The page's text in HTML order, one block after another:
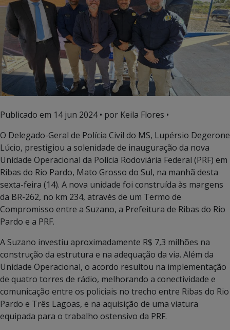
Publicado em 14 jun 2024• por Keila Flores •
O Delegado-Geral de Polícia Civil do MS, Lupérsio Degerone
Lúcio, prestigiou a solenidade de inauguração da nova
Unidade Operacional da Polícia Rodoviária Federal (PRF) em
Ribas do Rio Pardo, Mato Grosso do Sul, na manhã desta
sexta-feira (14). A nova unidade foi construída às margens
da BR-262, no km 234, através de um Termo de
Compromisso entre a Suzano, a Prefeitura de Ribas do Rio
Pardo e a PRF.
A Suzano investiu aproximadamente R$ 7,3 milhões na
construção da estrutura e na adequação da via. Além da
Unidade Operacional, o acordo resultou na implementação
de quatro torres de rádio, melhorando a conectividade e
comunicação entre os policiais no trecho entre Ribas do Rio
Pardo e Três Lagoas, e na aquisição de uma viatura
equipada para o trabalho ostensivo da PRF.